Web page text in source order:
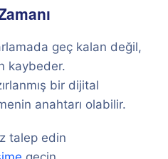
geç kalan değil,
kaybeder.
bir dijital
anahtarı olabilir.
talep edin